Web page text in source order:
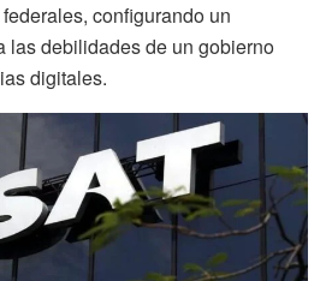
configurando un
las debilidades de un gobierno
digitales.